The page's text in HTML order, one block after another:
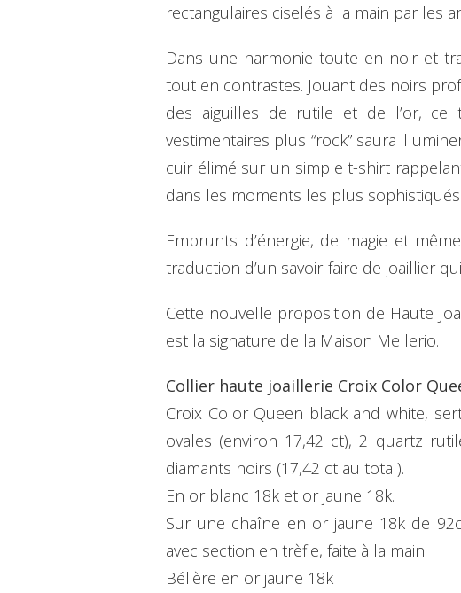
rectangulaires ciselés à la main par les
Dans une harmonie toute en noir et
tout en contrastes. Jouant des noirs
des aiguilles de rutile et de l’or, ce
vestimentaires plus “rock” saura
cuir élimé sur un simple t-shirt
dans les moments les plus
Emprunts d’énergie, de magie et
traduction d’un savoir-faire de joaillier
Cette nouvelle proposition de Haute
est la signature de la Maison Mellerio.
Collier haute joaillerie Croix Color
Croix Color Queen black and white,
ovales (environ 17,42 ct), 2 quartz
diamants noirs (17,42 ct au total).
En or blanc 18k et or jaune 18k.
Sur une chaîne en or jaune 18k de
avec section en trèfle, faite à la main.
Bélière en or jaune 18k